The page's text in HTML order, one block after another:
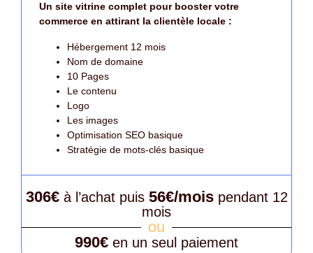
Un site vitrine complet pour booster votre
commerce en attirant la clientèle locale :
Hébergement 12 mois
Nom de domaine
10 Pages
Le contenu
Logo
Les images
Optimisation SEO basique
Stratégie de mots-clés basique
306€ à l’achat puis 56€/mois pendant 12
mois
ou
990€ en un seul paiement